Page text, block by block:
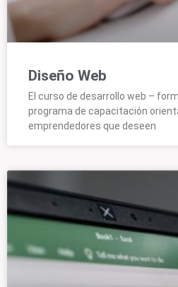
Diseño Web
El curso de desarrollo web –
programa de capacitación
emprendedores que deseen